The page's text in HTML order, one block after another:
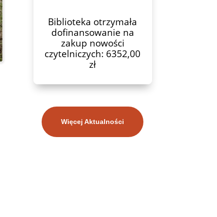
Biblioteka otrzymała
dofinansowanie na
zakup nowości
czytelniczych: 6352,00
zł
Więcej Aktualności